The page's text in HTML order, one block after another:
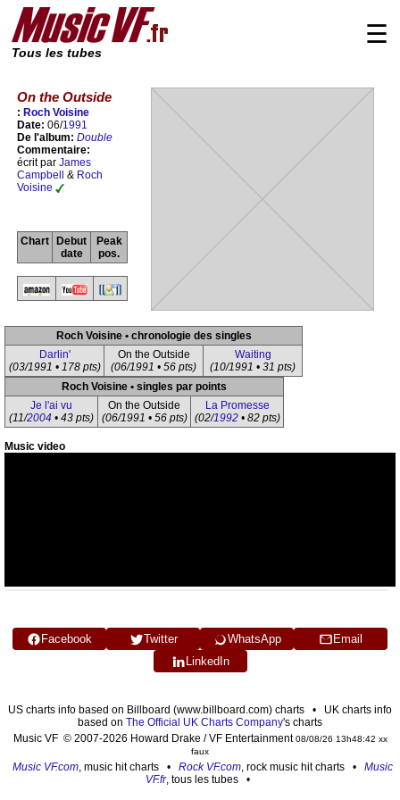
Tous les tubes
☰
On the Outside
: Roch Voisine
Date: 06/1991
De l'album: Double
Commentaire:
écrit par James
Campbell
& Roch
Voisine
Chart
Debut
date
Peak
pos.
Roch Voisine • chronologie des singles
Darlin'
(03/1991 • 178 pts)
On the Outside
(06/1991 • 56 pts)
Waiting
(10/1991 • 31 pts)
Roch Voisine • singles par points
Je l'ai vu
(11/2004 • 43 pts)
On the Outside
(06/1991 • 56 pts)
La Promesse
(02/1992• 82 pts)
Music video
Facebook Twitter WhatsApp
Email
LinkedIn
US charts info based on Billboard (www.billboard.com) charts • UK charts info
based on The Official UK Charts Company's charts
Music VF © 2007-2026 Howard Drake / VF Entertainment08/08/26 13h48:42 xx
faux
Music VF.com, music hit charts • Rock VF.com, rock music hit charts • Music
VF.fr, tous les tubes •